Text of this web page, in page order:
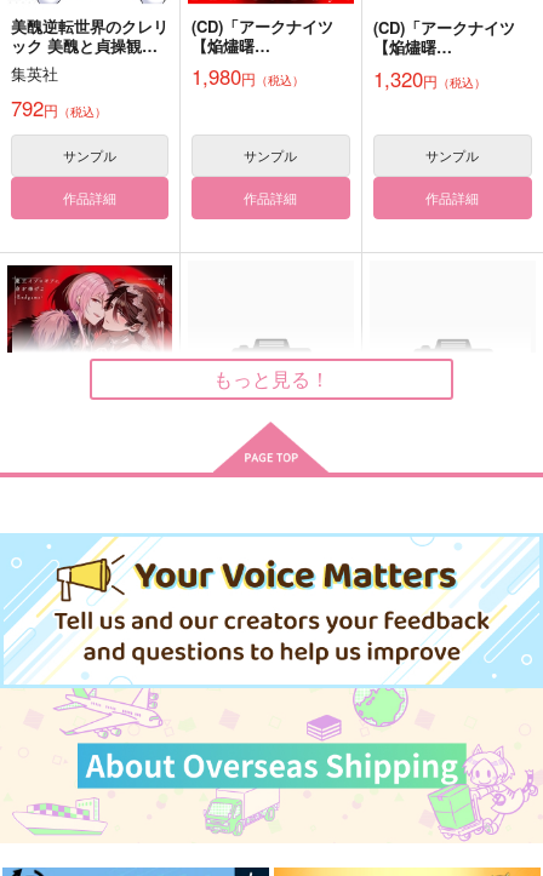
STORIES
しゃぶミルク亭
440円 （税込）
The End of fools
cocoricotto
END OF THE WORLD
円円
佐野万次郎×花垣武道
in the end
そぞろ
734円（税込）
南雲×女夢主
サンプル
作品詳細
ー
787 （税込）
伏黒恵×五条悟
作品詳細
WORLD END
梅の雫
629円（税込）
北片來人×百目鬼潜
作品詳細
カート
美醜逆転世界のクレリ
ック 美醜と貞操観念
が逆転した異世界で僧
侶になりました。淫欲
の呪いを解くためにハ
ーレムパーティで『儀
式』します 5
集英社
792円 （税込）
サンプル
作品詳細
(CD)「アークナイツ
【焔燼曙
ER】」オープニング
生産限定盤)/ReoNa
1,980円 （税込）
サンプル
作品詳細
(CD)「アークナイツ
【焔燼曙
ER】」オープニング
盤)/ReoNa
1,320円 （税込）
サンプル
作品詳細
捧げよ−Endgame−
彗星社
880円（税込）
サンプル
作品詳細
ER 765PRO ALLSTA
RS LIVE ～
NEVER END IDOL!!!!
ray (通常版 DAY2)
17,600円（税込）
サンプル
作品詳細
ER 765PRO ALLSTA
RS LIVE ～
NEVER END IDOL!!!!!
!!!!!!!!～ LIVE Blu-
ray (通常版 DAY1)
17,600円（税込）
サンプル
作品詳細
もっと見る！